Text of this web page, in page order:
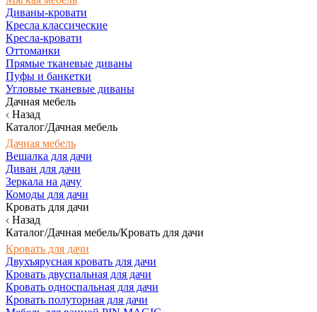
Диваны-кровати
Кресла классические
Кресла-кровати
Оттоманки
Прямые тканевые диваны
Пуфы и банкетки
Угловые тканевые диваны
Дачная мебель
Назад
Каталог/Дачная мебель
Дачная мебель
Вешалка для дачи
Диван для дачи
Зеркала на дачу
Комоды для дачи
Кровать для дачи
Назад
Каталог/Дачная мебель/Кровать для дачи
Кровать для дачи
Двухъярусная кровать для дачи
Кровать двуспальная для дачи
Кровать односпальная для дачи
Кровать полуторная для дачи